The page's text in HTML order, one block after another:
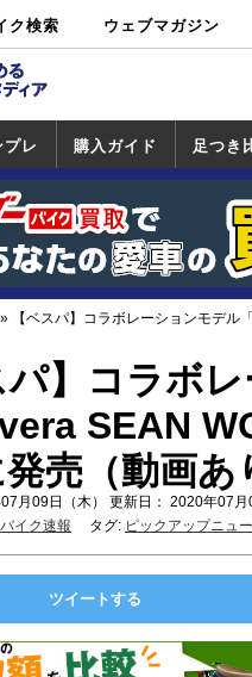
ク検索
イ
車検
グ検
プ検
ウェブマガジン
レ
レ
フ
ィ
購入ガイド
一覧
足つき
【ベスパ】コラボレーションモデル
パ】コラボ
SEAN
売（動画あ
月09日（木） 更新日： 2020年07月
イク速報 タグ: ピックアップニュ
ツイートする